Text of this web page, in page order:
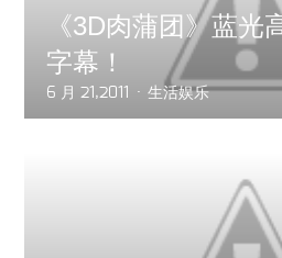
《3D肉蒲团》蓝光
字幕！
6 月 21,2011 生活娱乐